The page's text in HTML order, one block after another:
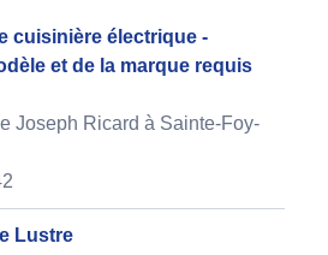
cuisinière électrique -
et de la marque requis
Joseph Ricard à Sainte-Foy-
Lustre